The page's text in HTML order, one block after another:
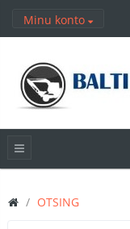
Minu konto
OTSING